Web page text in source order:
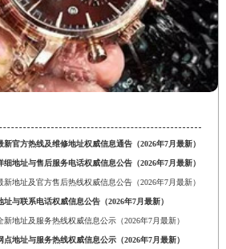
官方热线及维修地址权威信息通告（2026年7月最新）
地址与售后服务电话权威信息公告（2026年7月最新）
地址及官方售后热线权威信息公告（2026年7月最新）
与联系电话权威信息公告（2026年7月最新）
地址及服务热线权威信息公示（2026年7月最新）
地址与服务热线权威信息公示（2026年7月最新）